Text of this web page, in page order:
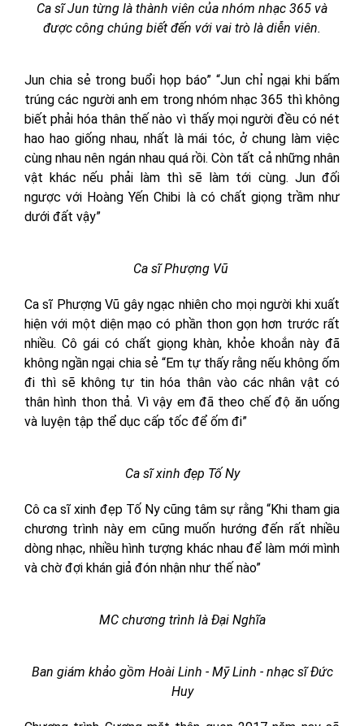
Ca sĩ Jun từng là thành viên của nhóm nhạc 365 và
được công chúng biết đến với vai trò là diễn viên.
Jun chia sẻ trong buổi họp báo” “Jun chỉ ngại khi bấm
trúng các người anh em trong nhóm nhạc 365 thì không
biết phải hóa thân thế nào vì thấy mọi người đều có nét
hao hao giống nhau, nhất là mái tóc, ở chung làm việc
cùng nhau nên ngán nhau quá rồi. Còn tất cả những nhân
vật khác nếu phải làm thì sẽ làm tới cùng. Jun đối
ngược với Hoàng Yến Chibi là có chất giọng trầm như
dưới đất vậy”
Ca sĩ Phượng Vũ
Ca sĩ Phượng Vũ gây ngạc nhiên cho mọi người khi xuất
hiện với một diện mạo có phần thon gọn hơn trước rất
nhiều. Cô gái có chất giọng khàn, khỏe khoắn này đã
không ngần ngại chia sẻ “Em tự thấy rằng nếu không ốm
đi thì sẽ không tự tin hóa thân vào các nhân vật có
thân hình thon thả. Vì vậy em đã theo chế độ ăn uống
và luyện tập thể dục cấp tốc để ốm đi”
Ca sĩ xinh đẹp Tố Ny
Cô ca sĩ xinh đẹp Tố Ny cũng tâm sự rằng “Khi tham gia
chương trình này em cũng muốn hướng đến rất nhiều
dòng nhạc, nhiều hình tượng khác nhau để làm mới mình
và chờ đợi khán giả đón nhận như thế nào”
MC chương trình là Đại Nghĩa
Ban giám khảo gồm Hoài Linh - Mỹ Linh - nhạc sĩ Đức
Huy